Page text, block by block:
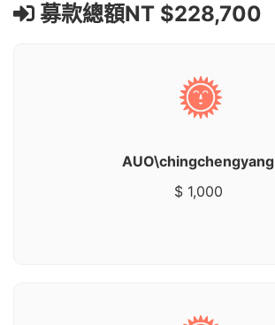
募款總額NT $228,700
AUO\chingchengyang
$ 1,000